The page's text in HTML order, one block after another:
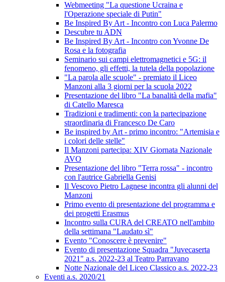
Webmeeting "La questione Ucraina e
l'Operazione speciale di Putin"
Be Inspired By Art - Incontro con Luca Palermo
Descubre tu ADN
Be Inspired By Art - Incontro con Yvonne De
Rosa e la fotografia
Seminario sui campi elettromagnetici e 5G: il
fenomeno, gli effetti, la tutela della popolazione
"La parola alle scuole" - premiato il Liceo
Manzoni alla 3 giorni per la scuola 2022
Presentazione del libro "La banalità della mafia"
di Catello Maresca
Tradizioni e tradimenti: con la partecipazione
straordinaria di Francesco De Caro
Be inspired by Art - primo incontro: "Artemisia e
i colori delle stelle"
Il Manzoni partecipa: XIV Giornata Nazionale
AVO
Presentazione del libro "Terra rossa" - incontro
con l'autrice Gabriella Genisi
Il Vescovo Pietro Lagnese incontra gli alunni del
Manzoni
Primo evento di presentazione del programma e
dei progetti Erasmus
Incontro sulla CURA del CREATO nell'ambito
della settimana "Laudato sì"
Evento "Conoscere è prevenire"
Evento di presentazione Squadra "Juvecaserta
2021" a.s. 2022-23 al Teatro Parravano
Notte Nazionale del Liceo Classico a.s. 2022-23
Eventi a.s. 2020/21